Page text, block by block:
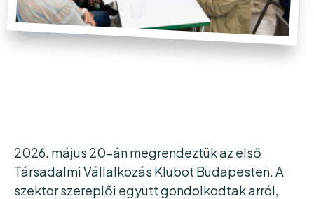
2026. május 20-án megrendeztük az első
Társadalmi Vállalkozás Klubot Budapesten. A
szektor szereplői együtt gondolkodtak arról,